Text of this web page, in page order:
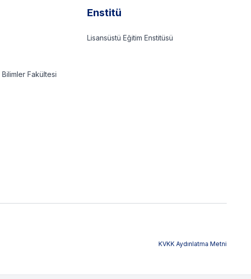
Fakültesi
Enstitü
Lisansüstü Eğitim Enstitüsü
KVKK Aydınlatma Metni